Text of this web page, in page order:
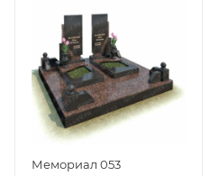
Мемориал 053